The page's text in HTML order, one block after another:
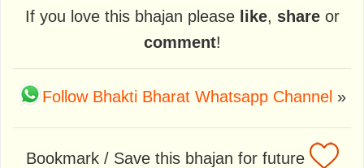
If you love this bhajan please like, shareor
comment!
Follow Bhakti Bharat Whatsapp Channel »
Bookmark / Save this bhajan for future